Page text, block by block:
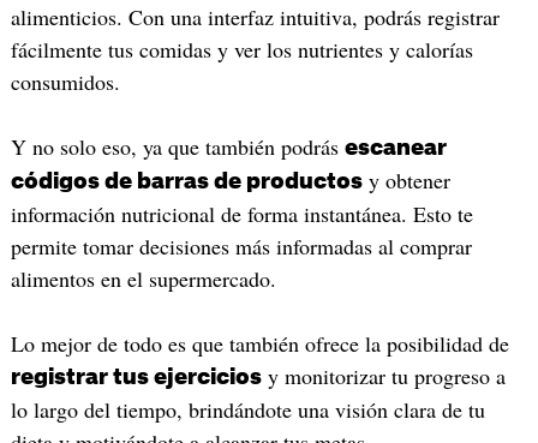
alimenticios. Con una interfaz intuitiva, podrás registrar
fácilmente tus comidas y ver los nutrientes y calorías
consumidos.
Y no solo eso, ya que también podrás escanear
códigos de barras de productosy obtener
información nutricional de forma instantánea. Esto te
permite tomar decisiones más informadas al comprar
alimentos en el supermercado.
Lo mejor de todo es que también ofrece la posibilidad de
registrar tus ejerciciosy monitorizar tu progreso a
lo largo del tiempo, brindándote una visión clara de tu